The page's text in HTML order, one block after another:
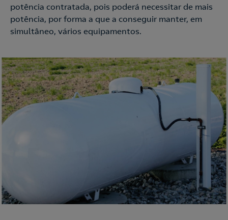
Nós ligamos!
consigo para lhe fazer chegar a nossa oferta de
Política de Privacidade
o
Contacte-nos
Linha de Apoio e Contratação
potência contratada, pois poderá necessitar de mais
potência, por forma a que a conseguir manter, em
simultâneo, vários equipamentos.